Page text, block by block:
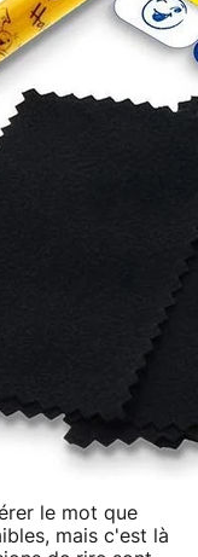
le mot que
mais c'est là